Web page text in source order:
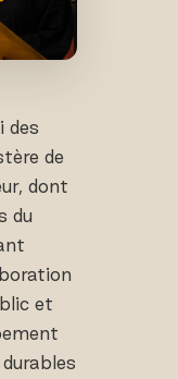
des
de
dont
du
et